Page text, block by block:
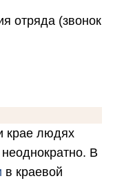
отряда (звонок
крае людях
В
в краевой